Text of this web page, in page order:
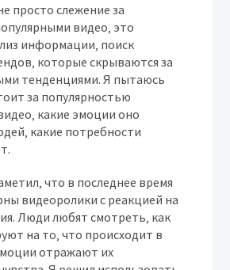
просто слежение за
видео‚ это
информации‚ поиск
которые скрываются за
тенденциями. Я пытаюсь
за популярностью
какие эмоции оно
какие потребности
что в последнее время
видеоролики с реакцией на
Люди любят смотреть‚ как
на то‚ что происходит в
отражают их